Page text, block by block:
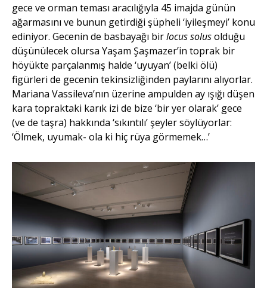
gece ve orman teması aracılığıyla 45 imajda günün
ağarmasını ve bunun getirdiği şüpheli ‘iyileşmeyi’ konu
ediniyor. Gecenin de basbayağı birlocus solusolduğu
düşünülecek olursa Yaşam Şaşmazer’in toprak bir
höyükte parçalanmış halde ‘uyuyan’ (belki ölü)
figürleri de gecenin tekinsizliğinden paylarını alıyorlar.
Mariana Vassileva’nın üzerine ampulden ay ışığı düşen
kara topraktaki karık izi de bize ‘bir yer olarak’ gece
(ve de taşra) hakkında ‘sıkıntılı’ şeyler söylüyorlar:
‘Ölmek, uyumak- ola ki hiç rüya görmemek…’